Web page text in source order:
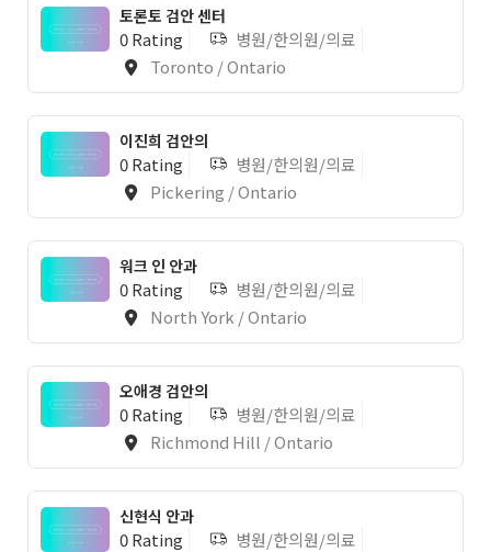
토론토 검안 센터
0 Rating
병원/한의원/의료
Toronto / Ontario
이진희 검안의
0 Rating
병원/한의원/의료
Pickering / Ontario
워크 인 안과
0 Rating
병원/한의원/의료
North York / Ontario
오애경 검안의
0 Rating
병원/한의원/의료
Richmond Hill / Ontario
신현식 안과
0 Rating
병원/한의원/의료